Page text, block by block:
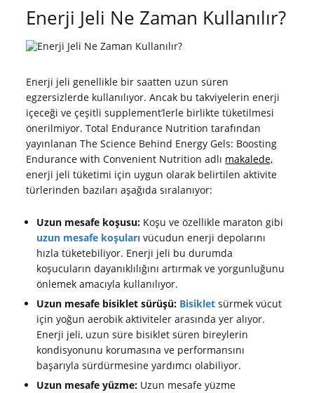
Enerji Jeli Ne Zaman Kullanılır?
Enerji jeli genellikle bir saatten uzun süren
egzersizlerde kullanılıyor. Ancak bu takviyelerin enerji
içeceği ve çeşitli supplement’lerle birlikte tüketilmesi
önerilmiyor. Total Endurance Nutrition tarafından
yayınlanan The Science Behind Energy Gels: Boosting
Endurance with Convenient Nutrition adlı makalede,
enerji jeli tüketimi için uygun olarak belirtilen aktivite
türlerinden bazıları aşağıda sıralanıyor:
Uzun mesafe koşusu: Koşu ve özellikle maraton gibi
uzun mesafe koşuları vücudun enerji depolarını
hızla tüketebiliyor. Enerji jeli bu durumda
koşucuların dayanıklılığını artırmak ve yorgunluğunu
önlemek amacıyla kullanılıyor.
Uzun mesafe bisiklet sürüşü: Bisiklet sürmek vücut
için yoğun aerobik aktiviteler arasında yer alıyor.
Enerji jeli, uzun süre bisiklet süren bireylerin
kondisyonunu korumasına ve performansını
başarıyla sürdürmesine yardımcı olabiliyor.
Uzun mesafe yüzme: Uzun mesafe yüzme